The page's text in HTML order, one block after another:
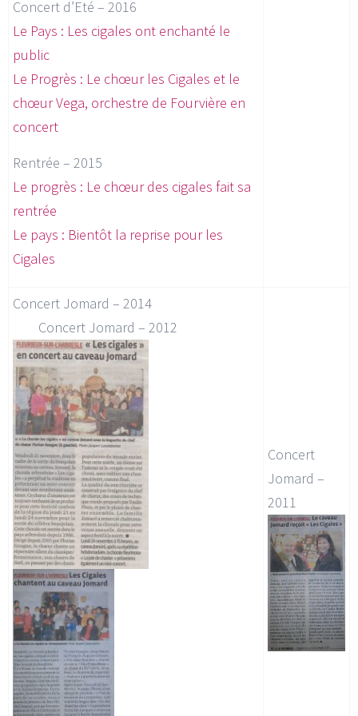
Concert d’Eté – 2016
Le Pays : Les cigales ont enchanté le
public
Le Progrès : Le chœur les Cigales et le
chœur Vega, orchestre de Fourvière en
concert
Rentrée – 2015
Le progrès : Le chœur des cigales fait sa
rentrée
Le pays : Bientôt la reprise pour les
Cigales
Concert Jomard – 2014
Concert Jomard – 2012
Concert
Jomard –
2011